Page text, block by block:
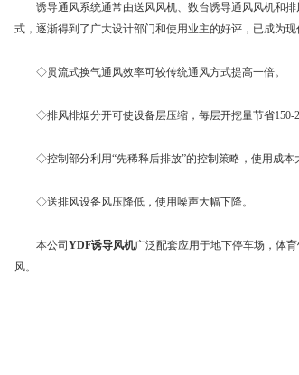
诱导通风系统通常由送风风机、数台诱导通风风机和排
式，逐渐得到了广大设计部门和使用业主的好评，已成为
◇贯流式换气通风效率可较传统通风方式提高一倍。
◇排风排烟分开可使设备层压缩，每层开挖量节省150-
◇控制部分利用“先稀释后排放”的控制策略，使用成本
◇送排风设备风压降低，使用噪声大幅下降。
本公司 YDF诱导风机广泛配套应用于地下停车场，体
风。